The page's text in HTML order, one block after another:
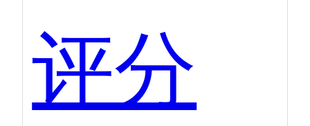
评分